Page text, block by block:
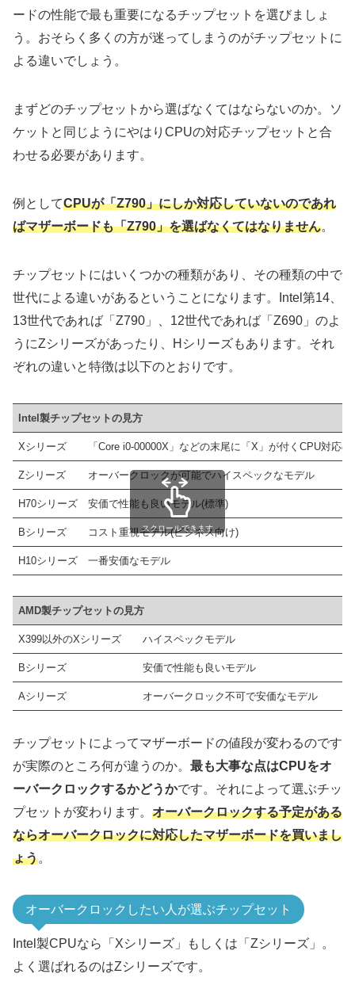
H810
14世代 LGA1700
Z790
B760
Z690
H610
H770
B760
12世代 LGA1700
Z690
H670
10及び11世代
LGA1200
H470 (BIOS更新で11世
H510
10世代
H410
末尾に「X」が付く7~10世代まで
LGA2066 X299
AMD製のCPU ソケット チップセット
6世代 AM5
B650, B650E
X670, X670E
A620
ードの性能で最も重要になるチップセットを選びましょ
う。おそらく多くの方が迷ってしまうのがチップセットに
よる違いでしょう。
まずどのチップセットから選ばなくてはならないのか。ソ
ケットと同じようにやはりCPUの対応チップセットと合
わせる必要があります。
例としてCPUが「Z790」にしか対応していないのであれ
ばマザーボードも「Z790」を選ばなくてはなりません。
チップセットにはいくつかの種類があり、その種類の中で
世代による違いがあるということになります。Intel第14、
13世代であれば「Z790」、12世代であれば「Z690」のよ
うにZシリーズがあったり、Hシリーズもあります。それ
ぞれの違いと特徴は以下のとおりです。
Intel製チップセットの見方
Xシリーズ 「Core i0-00000X」などの末尾に「X」が付くCPU対応
Zシリーズ オーバークロックが可能でハイスペックなモデル
H70シリーズ 安価で性能も良いモデル(標準)
Bシリーズ コスト重視モデル(ビジネス向け)
H10シリーズ 一番安価なモデル
スクロールできます
AMD製チップセットの見方
X399以外のXシリーズ ハイスペックモデル
Bシリーズ 安価で性能も良いモデル
Aシリーズ オーバークロック不可で安価なモデル
チップセットによってマザーボードの値段が変わるのです
が実際のところ何が違うのか。 最も大事な点はCPUをオ
ーバークロックするかどうかです。それによって選ぶチッ
プセットが変わります。 オーバークロックする予定がある
ならオーバークロックに対応したマザーボードを買いまし
ょう。
オーバークロックしたい人が選ぶチップセット
Intel製CPUなら「Xシリーズ」もしくは「Zシリーズ」。
よく選ばれるのはZシリーズです。